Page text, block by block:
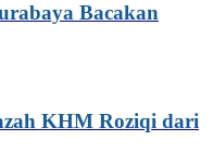
Bacakan
KHM Roziqi dari